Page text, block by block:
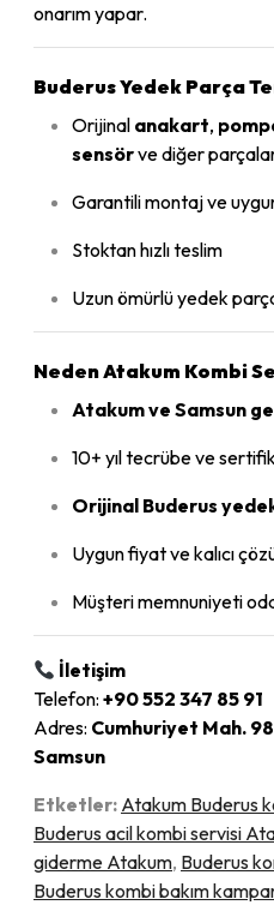
onarım yapar.
Buderus Yedek Parça
Orijinal anakart,
sensörve diğer
Garantili montaj ve
Stoktan hızlı teslim
Uzun ömürlü yedek
Neden Atakum Kombi
Atakum ve Samsun
10+ yıl tecrübe ve
Orijinal Buderus
Uygun fiyat ve kalıcı
Müşteri memnuniyeti
İletişim
Telefon: +90 552 347 85 91
Adres: Cumhuriyet Mah.
Samsun
Etketler: Atakum Buderus
Buderus acil kombi servisi
giderme Atakum, Buderus
Buderus kombi bakım